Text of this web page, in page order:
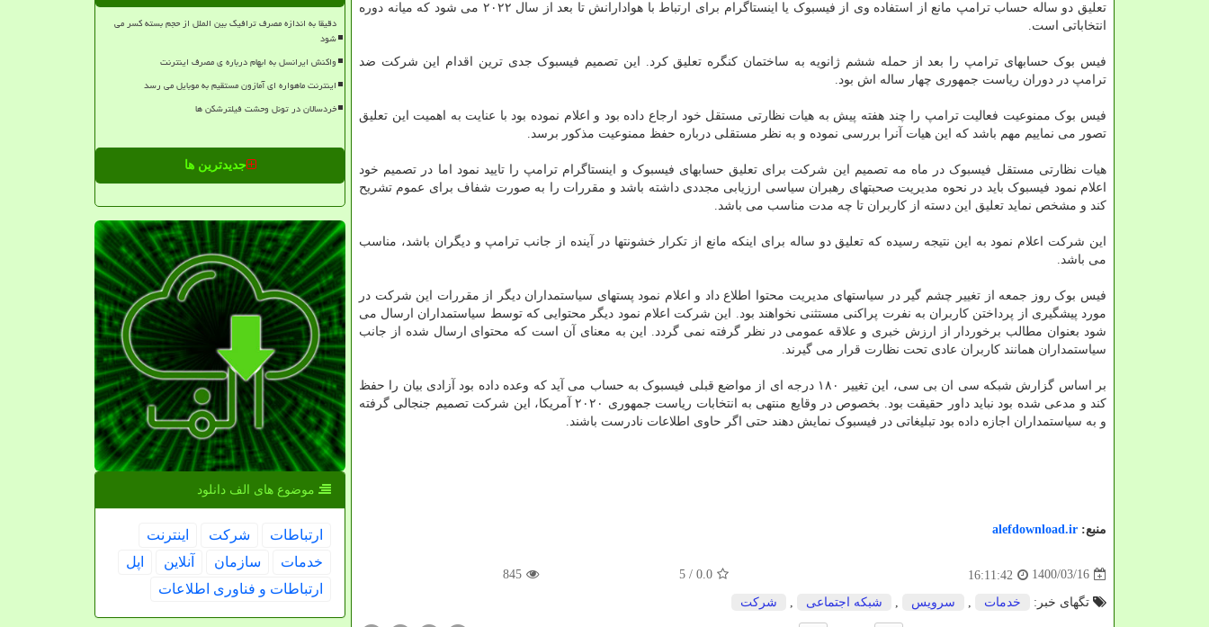
تعلیق دو ساله حساب ترامپ مانع از استفاده وی از فیسبوک یا اینستاگرام برای ارتباط با هوادارانش تا بعد از سال ۲۰۲۲ می شود که میانه دوره
انتخاباتی است.
فیس بوک حسابهای ترامپ را بعد از حمله ششم ژانویه به ساختمان کنگره تعلیق کرد. این تصمیم فیسبوک جدی ترین اقدام این شرکت ضد
ترامپ در دوران ریاست جمهوری چهار ساله اش بود.
فیس بوک ممنوعیت فعالیت ترامپ را چند هفته پیش به هیات نظارتی مستقل خود ارجاع داده بود و اعلام نموده بود با عنایت به اهمیت این تعلیق
تصور می نماییم مهم باشد که این هیات آنرا بررسی نموده و به نظر مستقلی درباره حفظ ممنوعیت مذکور برسد.
هیات نظارتی مستقل فیسبوک در ماه مه تصمیم این شرکت برای تعلیق حسابهای فیسبوک و اینستاگرام ترامپ را تایید نمود اما در تصمیم خود
اعلام نمود فیسبوک باید در نحوه مدیریت صحبتهای رهبران سیاسی ارزیابی مجددی داشته باشد و مقررات را به صورت شفاف برای عموم تشریح
کند و مشخص نماید تعلیق این دسته از کاربران تا چه مدت مناسب می باشد.
این شرکت اعلام نمود به این نتیجه رسیده که تعلیق دو ساله برای اینکه مانع از تکرار خشونتها در آینده از جانب ترامپ و دیگران باشد، مناسب
می باشد.
فیس بوک روز جمعه از تغییر چشم گیر در سیاستهای مدیریت محتوا اطلاع داد و اعلام نمود پستهای سیاستمداران دیگر از مقررات این شرکت در
مورد پیشگیری از پرداختن کاربران به نفرت پراکنی مستثنی نخواهند بود. این شرکت اعلام نمود دیگر محتوایی که توسط سیاستمداران ارسال می
شود بعنوان مطالب برخوردار از ارزش خبری و علاقه عمومی در نظر گرفته نمی گردد. این به معنای آن است که محتوای ارسال شده از جانب
سیاستمداران همانند کاربران عادی تحت نظارت قرار می گیرند.
بر اساس گزارش شبکه سی ان بی سی، این تغییر ۱۸۰ درجه ای از مواضع قبلی فیسبوک به حساب می آید که وعده داده بود آزادی بیان را حفظ
کند و مدعی شده بود نباید داور حقیقت بود. بخصوص در وقایع منتهی به انتخابات ریاست جمهوری ۲۰۲۰ آمریکا، این شرکت تصمیم جنجالی گرفته
و به سیاستمداران اجازه داده بود تبلیغاتی در فیسبوک نمایش دهند حتی اگر حاوی اطلاعات نادرست باشند.
منبع: alefdownload.ir
1400/03/16
16:11:42
0.0
/ 5
845
تگهای خبر: خدمات سرویس شبكه اجتماعی شركت
دقیقا به اندازه مصرف ترافیک بین الملل از حجم بسته کسر می
شود
واکنش ایرانسل به ابهام درباره ی مصرف اینترنت
اینترنت ماهواره ای آمازون مستقیم به موبایل می رسد
خردسالان در تونل وحشت فیلترشکن ها
جدیدترین ها
موضوع های الف دانلود
ارتباطات شركت
اینترنت
خدمات
سازمان آنلاین
اپل
ارتباطات و فناوری اطلاعات